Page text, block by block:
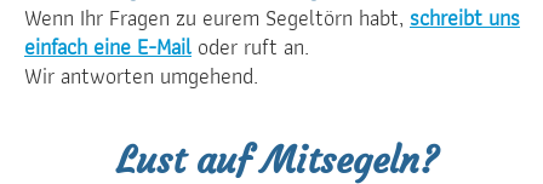
Wenn Ihr Fragen zu eurem Segeltörn habt, schreibt uns
einfach eine E-Mail oder ruft an.
Wir antworten umgehend.
Lust auf Mitsegeln?